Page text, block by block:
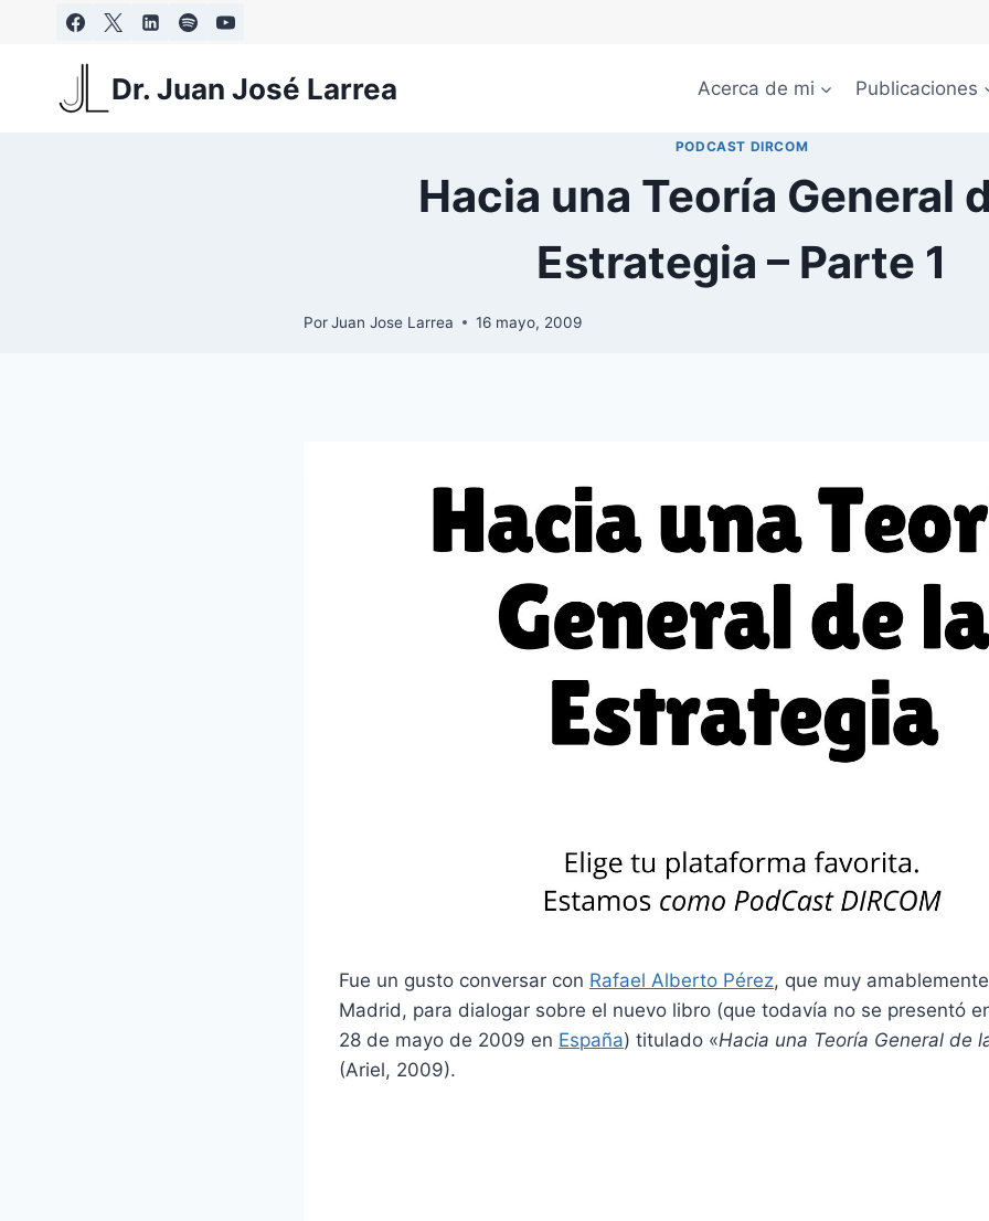
contenido
Dr. Juan José Larrea Acerca de mi Publicaciones
PODCAST DIRCOM
Hacia una Teoría General
Estrategia – Parte 1
PorJuan Jose Larrea 16 mayo, 2009
Fue un gusto conversar con Rafael Alberto Pérez, que muy
Madrid, para dialogar sobre el nuevo libro (que todavía no se presentó
28 de mayo de 2009 en España) titulado «Hacia una Teoría General de
(Ariel, 2009).